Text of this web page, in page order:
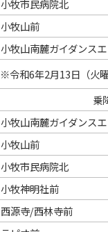
小牧市民病院北
小牧山前
小牧山南麓ガイダンス
※令和6年2月13日（火
乗
小牧山南麓ガイダンス
小牧山前
小牧市民病院北
小牧神明社前
西源寺/西林寺前